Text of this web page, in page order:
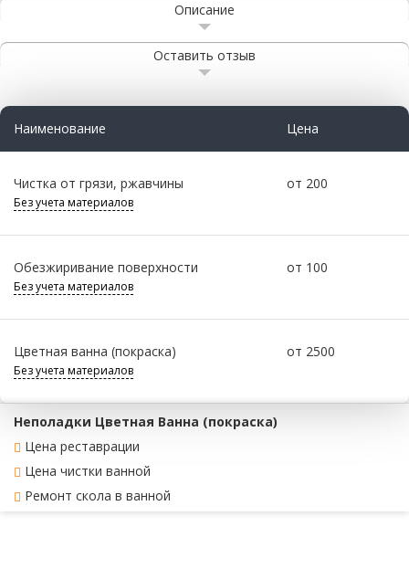
Описание
Оставить отзыв
Наименование Цена
Чистка от грязи, ржавчины
Без учета материалов
от 200
Обезжиривание поверхности
Без учета материалов
от 100
Цветная ванна (покраска)
Без учета материалов
от 2500
Неполадки Цветная Ванна (покраска)
Цена реставрации
Цена чистки ванной
Ремонт скола в ванной